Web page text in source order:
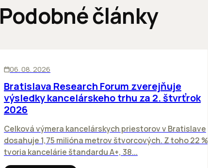
Podobné články
06. 08. 2026
Bratislava Research Forum zverejňuje
výsledky kancelárskeho trhu za 2. štvrťrok
2026
Celková výmera kancelárskych priestorov v Bratislave
dosahuje 1,75 milióna metrov štvorcových. Z toho 22 %
tvoria kancelárie štandardu A+, 38...